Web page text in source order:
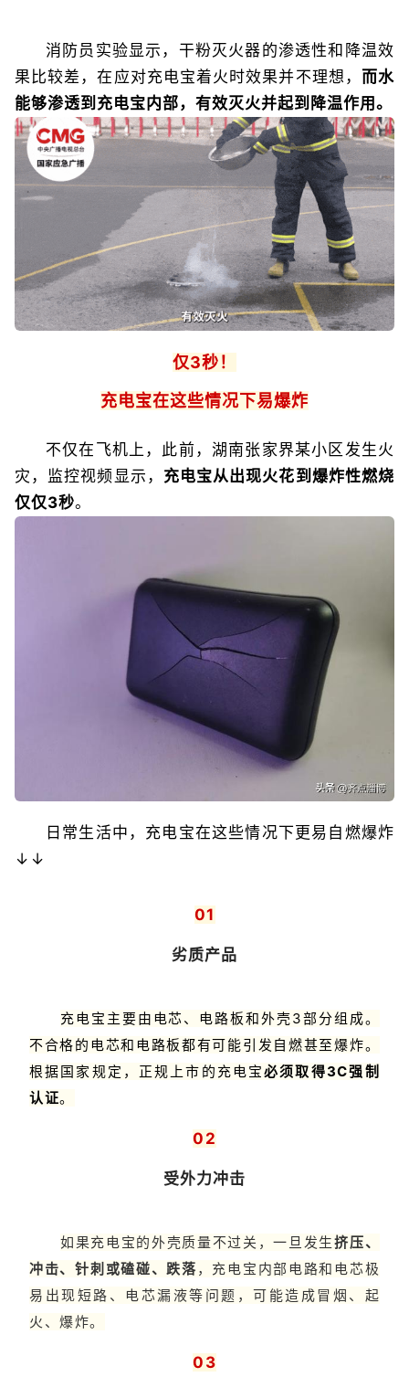
消防员实验显示，干粉灭火器的渗透性和降温效
果比较差，在应对充电宝着火时效果并不理想， 而水
能够渗透到充电宝内部，有效灭火并起到降温作用。
仅3秒！
充电宝在这些情况下易爆炸
不仅在飞机上，此前，湖南张家界某小区发生火
灾，监控视频显示， 充电宝从出现火花到爆炸性燃烧
仅仅3秒。
日常生活中，充电宝在这些情况下更易自燃爆炸
↓↓
01
劣质产品
充电宝主要由电芯、电路板和外壳3部分组成。
不合格的电芯和电路板都有可能引发自燃甚至爆炸。
根据国家规定，正规上市的充电宝必须取得3C强制
认证。
02
受外力冲击
如果充电宝的外壳质量不过关，一旦发生挤压、
冲击、针刺或磕碰、跌落 ，充电宝内部电路和电芯极
易出现短路、电芯漏液等问题，可能造成冒烟、起
火、爆炸。
03